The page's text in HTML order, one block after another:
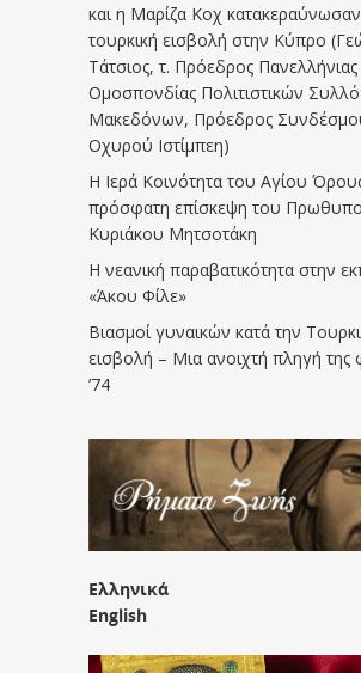
και η Μαρίζα Κοχ
τουρκική εισβολή στην Κύπρο
Τάτσιος, τ. Πρόεδρος Πανελλήνιας
Ομοσπονδίας Πολιτιστικών
Μακεδόνων, Πρόεδρος
Οχυρού Ιστίμπεη)
Η Ιερά Κοινότητα του Αγίου
πρόσφατη επίσκεψη του
Κυριάκου Μητσοτάκη
Η νεανική παραβατικότητα στην
«Άκου Φίλε»
Βιασμοί γυναικών κατά την
εισβολή – Μια ανοιχτή πληγή της
’74
Ελληνικά
English